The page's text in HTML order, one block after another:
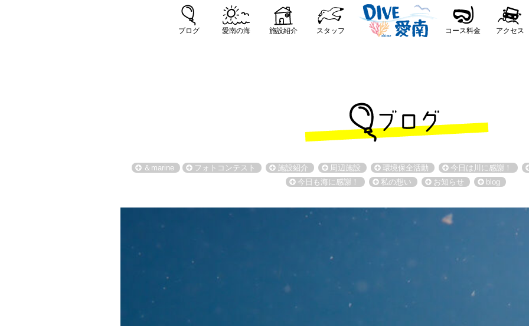
ブログ 愛南の海 施設紹介 スタッフ コース料金 アクセス
＆marine フォトコンテスト 施設紹介 周辺施設 環境保全活動 今日は川に感謝！
今日も海に感謝！
私の想い お知らせ blog